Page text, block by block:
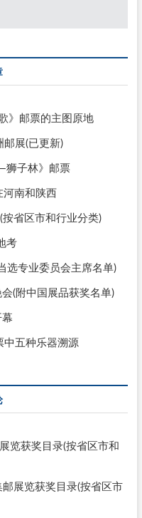
》邮票的主图原地
展(已更新)
狮子林》邮票
河南和陕西
省区市和行业分类)
考
选专业委员会主席名单)
(附中国展品获奖名单)
中五种乐器溯源
览获奖目录(按省区市和
展览获奖目录(按省区市